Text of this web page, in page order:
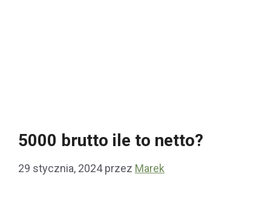
5000 brutto ile to netto?
29 stycznia, 2024 przez Marek